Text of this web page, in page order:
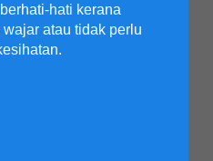
hati kerana
atau tidak perlu
Apakah Cara Untuk
Menurunkan Suhu Badan